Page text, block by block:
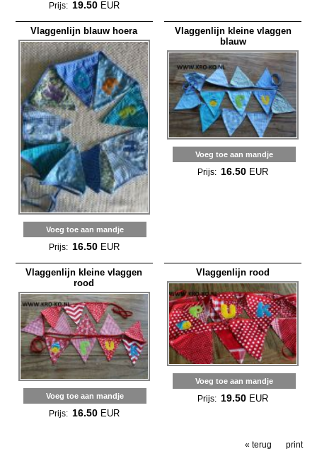
Prijs: 19.50 EUR
Vlaggenlijn blauw hoera
Voeg toe aan mandje
Prijs: 16.50 EUR
Vlaggenlijn kleine vlaggen
blauw
Voeg toe aan mandje
Prijs: 16.50 EUR
Vlaggenlijn kleine vlaggen
rood
Voeg toe aan mandje
Prijs: 16.50 EUR
Vlaggenlijn rood
Voeg toe aan mandje
Prijs: 19.50 EUR
print
« terug